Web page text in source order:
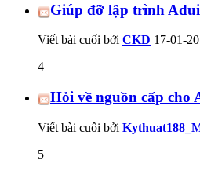
Giúp đỡ lập trình
Viết bài cuối bởi CKD 17-01-
4
Hỏi về nguồn cấp cho
Viết bài cuối bởi
5